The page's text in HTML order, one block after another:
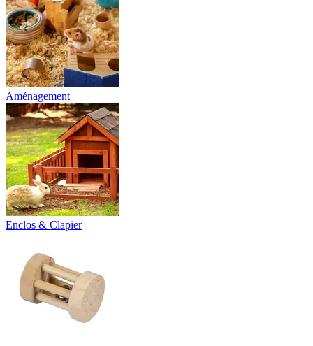
Aménagement
Enclos & Clapier